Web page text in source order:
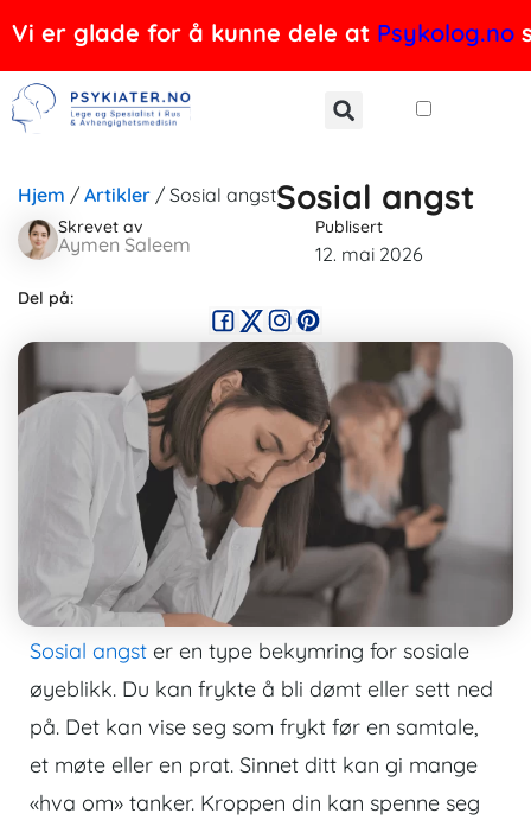
Hopp
til
innholdet
Vi er glade for å kunne dele at Psykolog.no
Hjem / Artikler / Sosial angstSosial angst
Skrevet av
Aymen Saleem
Publisert
12. mai 2026
Del på:
Sosial angst er en type bekymring for sosiale
øyeblikk. Du kan frykte å bli dømt eller sett ned
på. Det kan vise seg som frykt før en samtale,
et møte eller en prat. Sinnet ditt kan gi mange
«hva om» tanker. Kroppen din kan spenne seg